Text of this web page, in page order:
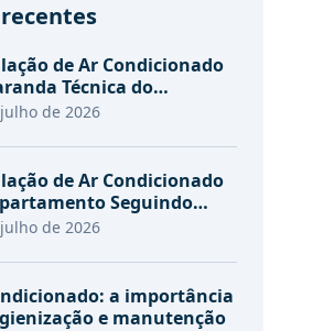
de Ar Condicionado
Técnica do
de 2026
de Ar Condicionado
Seguindo
do Condomínio
de 2026
a importância
e manutenção